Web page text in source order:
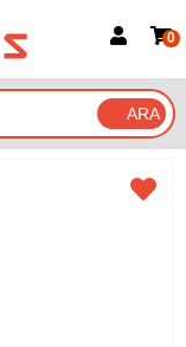
Bağlan
0